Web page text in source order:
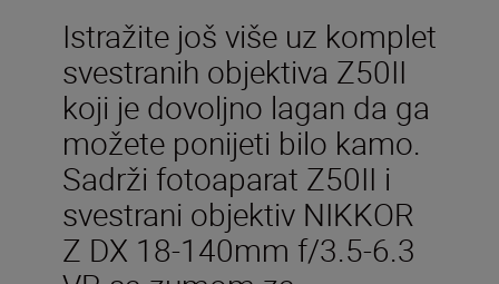
Istražite još više uz komplet
svestranih objektiva Z50II
koji je dovoljno lagan da ga
možete ponijeti bilo kamo.
Sadrži fotoaparat Z50II i
svestrani objektiv NIKKOR
Z DX 18-140mm f/3.5-6.3